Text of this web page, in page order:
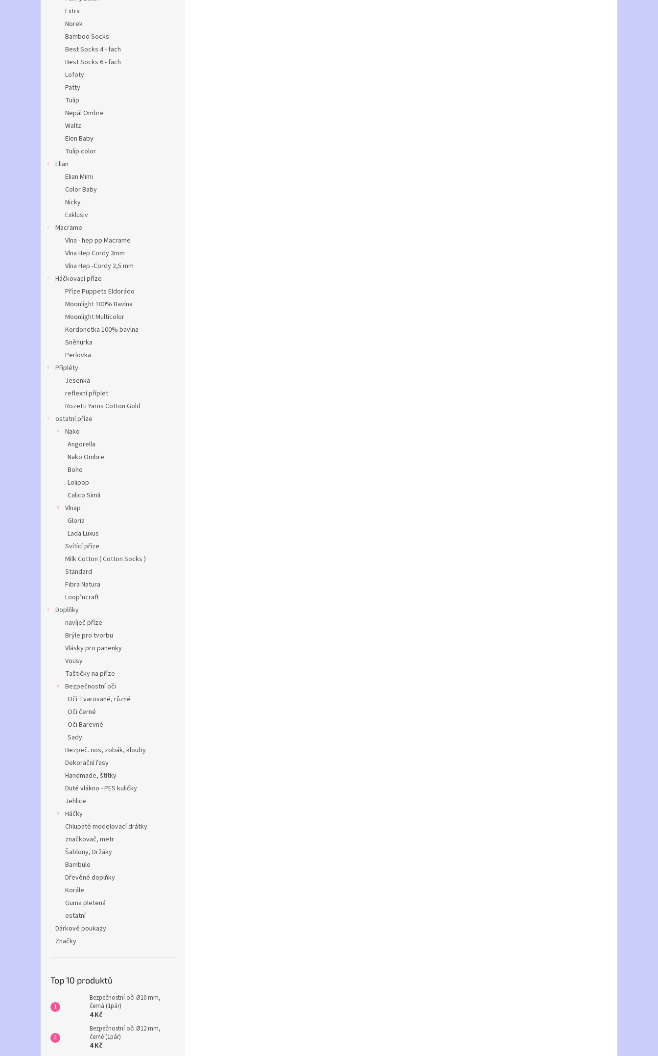
Extra
Norek
Bamboo Socks
Best Socks 4 - fach
Best Socks 6 - fach
Lofoty
Patty
Tulip
Nepál Ombre
Waltz
Elen Baby
Tulip color
Elian
Elian Mimi
Color Baby
Nicky
Exklusiv
Macrame
Vlna - hep pp Macrame
Vlna Hep Cordy 3mm
Vlna Hep -Cordy 2,5 mm
Háčkovací příze
Příze Puppets Eldorádo
Moonlight 100% Bavlna
Moonlight Multicolor
Kordonetka 100% bavlna
Sněhurka
Perlovka
Připléty
Jesenka
reflexní příplet
Rozetti Yarns Cotton Gold
ostatní příze
Nako
Angorella
Nako Ombre
Boho
Lolipop
Calico Simli
Vlnap
Gloria
Lada Luxus
Svítící příze
Milk Cotton ( Cotton Socks )
Standard
Fibra Natura
Loop’ncraft
Doplňky
navíječ příze
Brýle pro tvorbu
Vlásky pro panenky
Vousy
Taštičky na příze
Bezpečnostní oči
Oči Tvarované, různé
Oči černé
Oči Barevné
Sady
Bezpeč. nos, zobák, klouby
Dekorační řasy
Handmade, štítky
Duté vlákno - PES kuličky
Jehlice
Háčky
Chlupaté modelovací drátky
značkovač, metr
Šablony, Držáky
Bambule
Dřevěné doplňky
Korále
Guma pletená
ostatní
Dárkové poukazy
Značky
Top 10 produktů
Bezpečnostní oči Ø10 mm,
černá (1pár)
4 Kč
Bezpečnostní oči Ø12 mm,
černé (1pár)
4 Kč